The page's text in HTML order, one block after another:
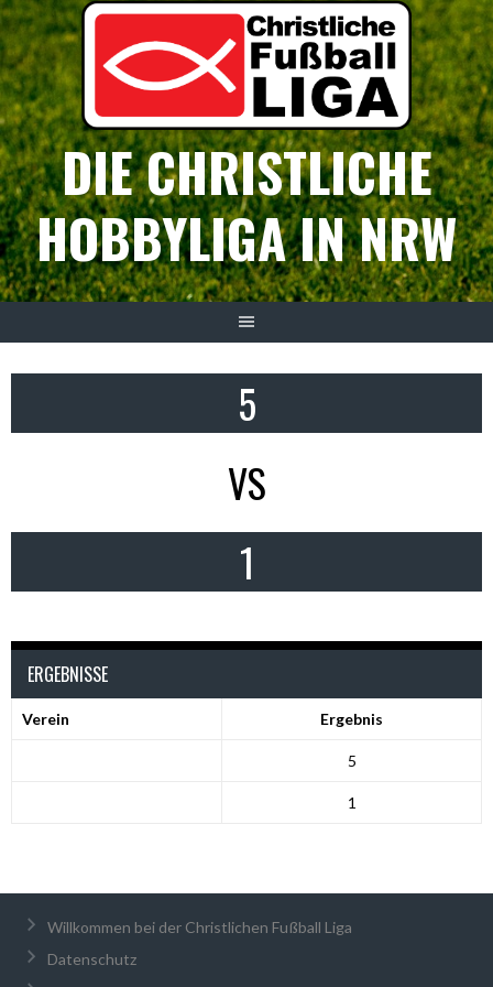
Springe
zum
Inhalt
DIE CHRISTLICHE
HOBBYLIGA IN NRW
5
VS
1
ERGEBNISSE
Verein Ergebnis
5
1
Willkommen bei der Christlichen Fußball Liga
Datenschutz